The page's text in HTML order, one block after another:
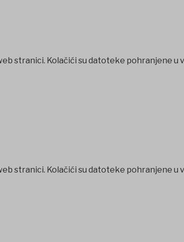
stranici. Kolačići su datoteke pohranjene
stranici. Kolačići su datoteke pohranjene